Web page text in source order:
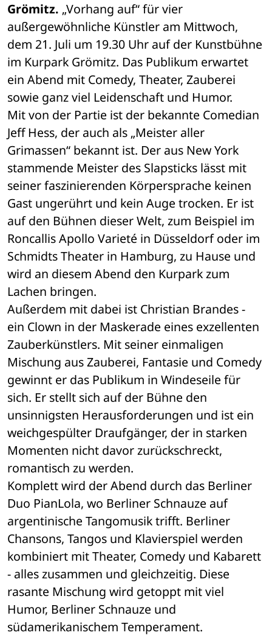
Grömitz. „Vorhang auf“ für vier
außergewöhnliche Künstler am Mittwoch,
dem 21. Juli um 19.30 Uhr auf der Kunstbühne
im Kurpark Grömitz. Das Publikum erwartet
ein Abend mit Comedy, Theater, Zauberei
sowie ganz viel Leidenschaft und Humor.
Mit von der Partie ist der bekannte Comedian
Jeff Hess, der auch als „Meister aller
Grimassen“ bekannt ist. Der aus New York
stammende Meister des Slapsticks lässt mit
seiner faszinierenden Körpersprache keinen
Gast ungerührt und kein Auge trocken. Er ist
auf den Bühnen dieser Welt, zum Beispiel im
Roncallis Apollo Varieté in Düsseldorf oder im
Schmidts Theater in Hamburg, zu Hause und
wird an diesem Abend den Kurpark zum
Lachen bringen.
Außerdem mit dabei ist Christian Brandes -
ein Clown in der Maskerade eines exzellenten
Zauberkünstlers. Mit seiner einmaligen
Mischung aus Zauberei, Fantasie und Comedy
gewinnt er das Publikum in Windeseile für
sich. Er stellt sich auf der Bühne den
unsinnigsten Herausforderungen und ist ein
weichgespülter Draufgänger, der in starken
Momenten nicht davor zurückschreckt,
romantisch zu werden.
Komplett wird der Abend durch das Berliner
Duo PianLola, wo Berliner Schnauze auf
argentinische Tangomusik trifft. Berliner
Chansons, Tangos und Klavierspiel werden
kombiniert mit Theater, Comedy und Kabarett
- alles zusammen und gleichzeitig. Diese
rasante Mischung wird getoppt mit viel
Humor, Berliner Schnauze und
südamerikanischem Temperament.